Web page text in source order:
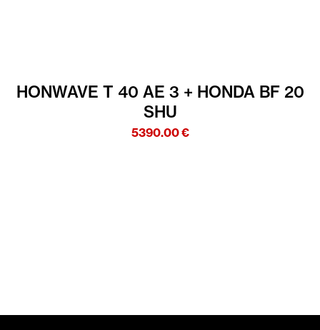
HONWAVE T 40 AE 3 + HONDA BF 20
SHU
5390.00€